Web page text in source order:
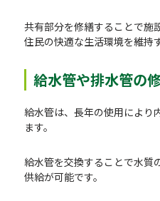
共有部分を修繕することで施
住民の快適な生活環境を維持
給水管や排水管の
給水管は、長年の使用により
ます。
給水管を交換することで水質
供給が可能です。